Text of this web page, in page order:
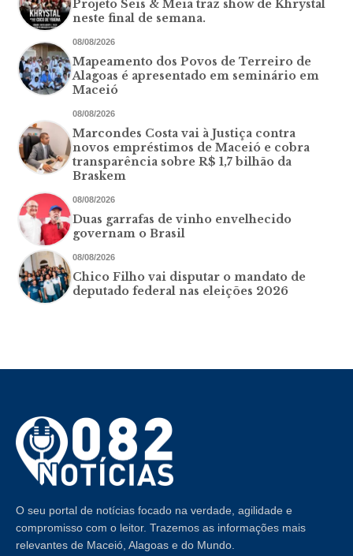
Projeto Seis & Meia traz show de Khrystal
neste final de semana.
08/08/2026
Mapeamento dos Povos de Terreiro de
Alagoas é apresentado em seminário em
Maceió
08/08/2026
Marcondes Costa vai à Justiça contra
novos empréstimos de Maceió e cobra
transparência sobre R$ 1,7 bilhão da
Braskem
08/08/2026
Duas garrafas de vinho envelhecido
governam o Brasil
08/08/2026
Chico Filho vai disputar o mandato de
deputado federal nas eleições 2026
O seu portal de notícias focado na verdade, agilidade e
compromisso com o leitor. Trazemos as informações mais
relevantes de Maceió, Alagoas e do Mundo.